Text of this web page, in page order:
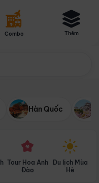
Combo Thêm
Hàn Quốc
Tour Hoa Anh
Đào
Du lịch Mùa
Hè